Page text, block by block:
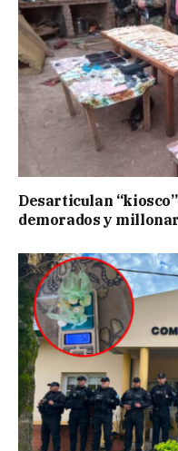
Desarticulan
demorados y